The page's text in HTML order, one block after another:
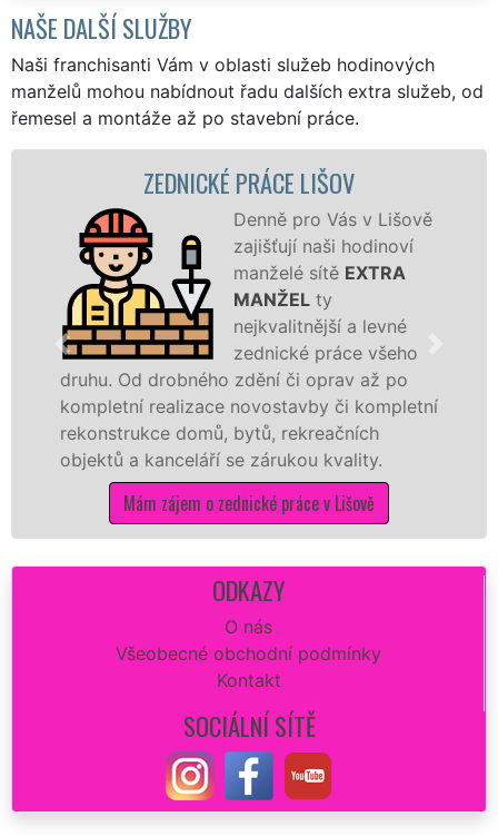
NAŠE DALŠÍ SLUŽBY
Naši franchisanti Vám v oblasti služeb hodinových
manželů mohou nabídnout řadu dalších extra služeb, od
řemesel a montáže až po stavební práce.
ZEDNICKÉ PRÁCE LIŠOV
Denně pro Vás v Lišově
zajišťují naši hodinoví
manželé sítěEXTRA
MANŽEL ty
nejkvalitnější a levné
zednické práce všeho
Od drobného zdění či oprav až po
realizace novostavby či kompletní
domů, bytů, rekreačních
a kanceláří se zárukou kvality.
Mám zájem o zednické práce v Lišově
ODKAZY
O nás
Všeobecné obchodní podmínky
Kontakt
SOCIÁLNÍ SÍTĚ